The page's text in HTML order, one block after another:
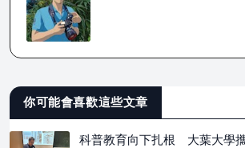
你可能會喜歡這些文章
科普教育向下扎根 大葉大學